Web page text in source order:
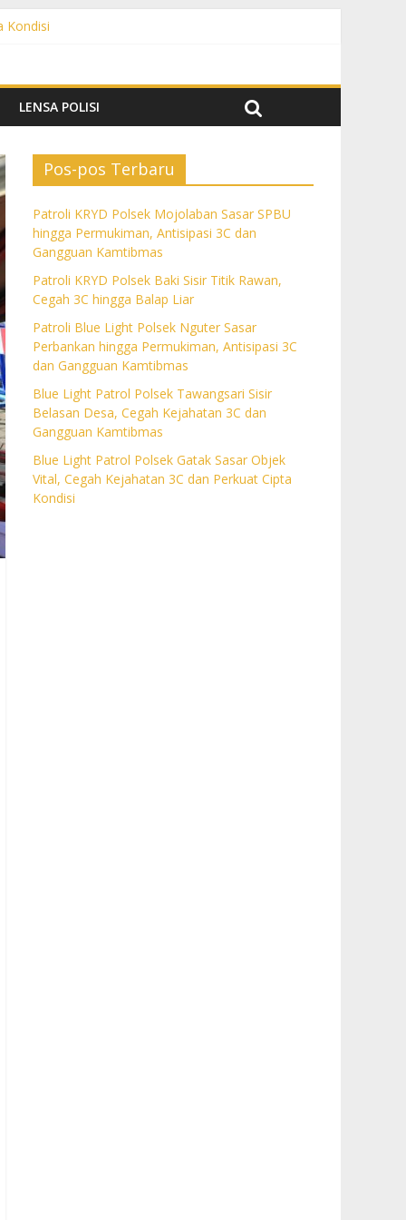
Kondisi
Gangguan Kamtibmas
Kamtibmas
LENSA POLISI
Pos-pos Terbaru
Patroli KRYD Polsek Mojolaban Sasar SPBU
hingga Permukiman, Antisipasi 3C dan
Gangguan Kamtibmas
Patroli KRYD Polsek Baki Sisir Titik Rawan,
Cegah 3C hingga Balap Liar
Patroli Blue Light Polsek Nguter Sasar
Perbankan hingga Permukiman, Antisipasi 3C
dan Gangguan Kamtibmas
Blue Light Patrol Polsek Tawangsari Sisir
Belasan Desa, Cegah Kejahatan 3C dan
Gangguan Kamtibmas
Blue Light Patrol Polsek Gatak Sasar Objek
Vital, Cegah Kejahatan 3C dan Perkuat Cipta
Kondisi